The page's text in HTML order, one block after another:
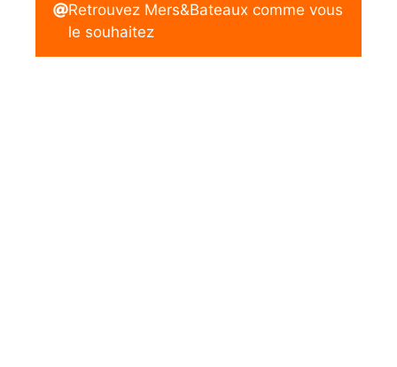
Retrouvez Mers&Bateaux comme vous
le souhaitez